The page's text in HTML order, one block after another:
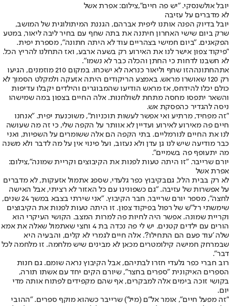
יובל אולשנסקי. "יש פה חיים",צילום: אפרת אשל
לא מדברים על עזיבה
יובל בדיוק הפנה אותנו ליפית אברהם, הגננת המיתולוגית של המושב,
שרק ביום שישי האחרון חיתנה את בתה שחף עם בחיר ליבה ליאור, במטע
הפקאנים. "ביום חמישי בצהריים עוד לא היתה חתונה", מספרת יפית.
"פיקוד צפון אישר לנו את האירוע רק בשעה ארבע, ואז התחלנו להריץ הכל.
לא חשבנו לדחות כי החתן והכלה כבר לא נשמו".
אתהחתונה
הזו שחף וליאור כנראה לא ישכחו. במקום 210 מוזמנים, הגיעו
רק 120 שאושרו מראש. באמצע הריקודים היתה אזעקה ולמקלט הסמוך לא
כולם יכלו להידחס, אז מראש הודיעו שהמבוגרים והילדים יקבלו עדיפות
והשאר יתפסו מחסה מתחת לשולחנות. אלה החיים בצפון במה שמישהו
ניסה להגדיר כהפסקת אש.
"זה מפחיד, מרתיע ואי אפשר לעשות תוכניות", משוכנעת יפית. "אנחנו
חיים פה מאירוע לאירוע ועדיין לא אוותר על הקפה שלי, כי זה מה שעושה
לנו את החיים לנורמליים. בתי הקפה הם אלה ששומרים על השפיות, ואני
כבר מודיעה שיש לנו גן עדן ולא נעזוב, ועל פינוי אין על מה לדבר ולא משנה
מה יתעופף פה בשמיים".
יורם שרייבר. "זו היתה טעות לפנות את הקיבוצים וקריית שמונה",צילום:
אפרת אשל
לא רק בבית הלל, גםבקיבוץ כפר גלעדי, שספג אתמול אזעקות, לא מדברים
על אפשרות של עזיבה. "גם כשפונינו עם כל האזור לא רציתי, אבל האישה
לחצה", מספר יורם שרייבר, חבר הקיבוץ. "אני שירתי בצבא במשך 24 שנים,
שימשתי רל"ש של רפול בפיקוד צפון. זו היתה טעות לפנות את הקיבוצים
וקריית שמונה. אפשר היה לחיות פה למרות המצב. הקושי העיקרי הוא
הורים עם ילדים קטנים. יש לי פה נכדה בת 4 וחצי שאתמול שאלה את אמא
שלה 'עוד פעם הם התחילו?'. אלה חיים לגמרי לא קלים, והבעיה היא
שבמרחק חמישה קילומטרים מכאן לא מבינים שיש מלחמה. זו מלחמה לכל
דבר".
רוב חברי כפר גלעדי חזרו לבתיהם, אבל הקיבוץ נראה שומם. גם חנות
הספרים האיקונית "ספרים בחצר", שיורם הקים יחד עם אשתו תורה,
בקושי זוכה בימים אלה למבקרים, אף שהם מקפידים לפתוח אותה מדי
יום.
"זה מפעל חיים", אומר אל"ם (מיל') שרייבר כשהוא מוקף ספרים. "ההובי